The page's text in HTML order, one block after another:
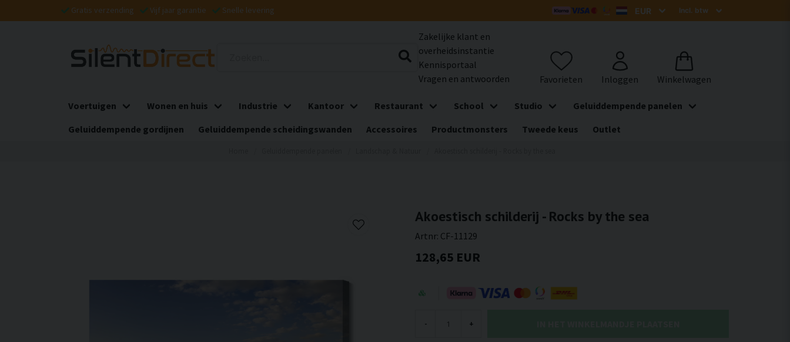
Gratis verzending Vijf jaar garantie Snelle levering
Zakelijke klant en
overheidsinstantie
Kennisportaal
Vragen en antwoorden
Voertuigen Wonen en huis Industrie Kantoor Restaurant School Studio
Geluiddempende panelen
Geluiddempende gordijnen
Geluiddempende scheidingswanden Accessoires Productmonsters Tweede keus Outlet
Akoestisch schilderij - Rocks by the sea
Artnr: CF-11129
128,65 EUR
- +